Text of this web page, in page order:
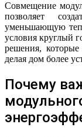
Совмещение
позволяет
уменьшающую
условия круглый
решения,
делая дом более
Почему